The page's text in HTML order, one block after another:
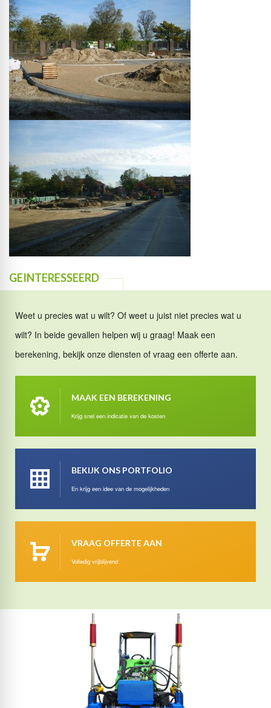
GEINTERESSEERD
Weet u precies wat u wilt? Of weet u juist niet precies wat u
wilt? In beide gevallen helpen wij u graag! Maak een
berekening, bekijk onze diensten of vraag een offerte aan.
MAAK EEN BEREKENING
Krijg snel een indicatie van de kosten
BEKIJK ONS PORTFOLIO
En krijg een idee van de mogelijkheden
VRAAG OFFERTE AAN
Volledig vrijblijvend